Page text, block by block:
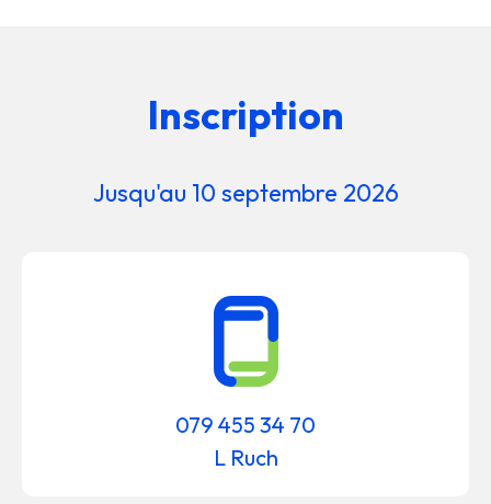
Inscription
Jusqu'au 10 septembre 2026
079 455 34 70
L Ruch